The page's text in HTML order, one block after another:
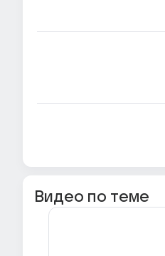
Видео по теме